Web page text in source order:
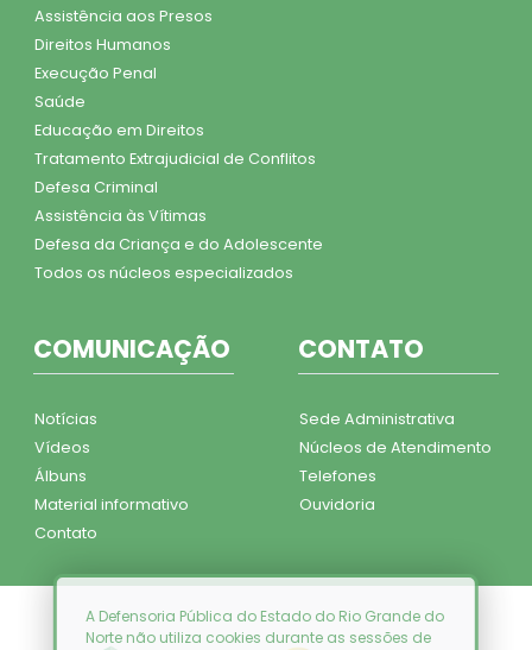
Assistência aos Presos
Direitos Humanos
Execução Penal
Saúde
Educação em Direitos
Tratamento Extrajudicial de Conflitos
Defesa Criminal
Assistência às Vítimas
Defesa da Criança e do Adolescente
Todos os núcleos especializados
COMUNICAÇÃO
Notícias
Vídeos
Álbuns
Material informativo
Contato
CONTATO
Sede Administrativa
Núcleos de Atendimento
Telefones
Ouvidoria
A Defensoria Pública do Estado do Rio Grande do
Norte não utiliza cookies durante as sessões de